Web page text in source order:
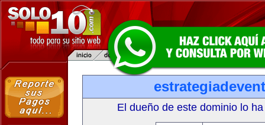
El dueño de este dominio lo